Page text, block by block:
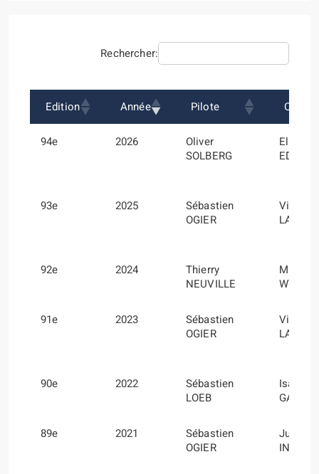
Rechercher:
Edition Année Pilote Co-
94e 2026
Oliver
SOLBERG
Elliott
93e 2025
Sébastien
OGIER
Vincent
92e 2024
Thierry
NEUVILLE
Martijn
91e 2023
Sébastien
OGIER
Vincent
90e 2022
Sébastien
LOEB
Isabelle
89e 2021
Sébastien
OGIER
Julien